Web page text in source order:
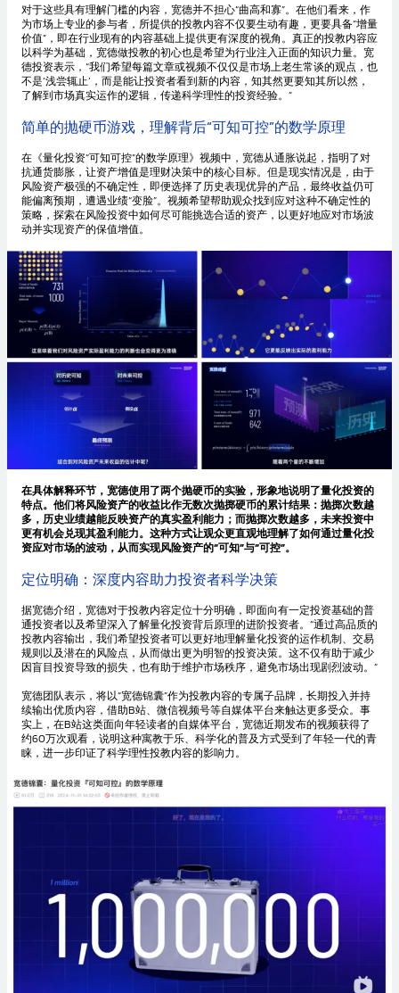
对于这些具有理解门槛的内容，宽德并不担心“曲高和寡”。在他们看来，作
为市场上专业的参与者，所提供的投教内容不仅要生动有趣，更要具备“增量
价值”，即在行业现有的内容基础上提供更有深度的视角。真正的投教内容应
以科学为基础，宽德做投教的初心也是希望为行业注入正面的知识力量。宽
德投资表示，“我们希望每篇文章或视频不仅仅是市场上老生常谈的观点，也
不是‘浅尝辄止’，而是能让投资者看到新的内容，知其然更要知其所以然，
了解到市场真实运作的逻辑，传递科学理性的投资经验。”
简单的抛硬币游戏，理解背后“可知可控”的数学原理
在《量化投资“可知可控”的数学原理》视频中，宽德从通胀说起，指明了对
抗通货膨胀，让资产增值是理财决策中的核心目标。但是现实情况是，由于
风险资产极强的不确定性，即便选择了历史表现优异的产品，最终收益仍可
能偏离预期，遭遇业绩“变脸”。视频希望帮助观众找到应对这种不确定性的
策略，探索在风险投资中如何尽可能挑选合适的资产，以更好地应对市场波
动并实现资产的保值增值。
在具体解释环节，宽德使用了两个抛硬币的实验，形象地说明了量化投资的
特点。他们将风险资产的收益比作无数次抛掷硬币的累计结果：抛掷次数越
多，历史业绩越能反映资产的真实盈利能力；而抛掷次数越多，未来投资中
更有机会兑现其盈利能力。这种方式让观众更直观地理解了如何通过量化投
资应对市场的波动，从而实现风险资产的“可知”与“可控”。
定位明确：深度内容助力投资者科学决策
据宽德介绍，宽德对于投教内容定位十分明确，即面向有一定投资基础的普
通投资者以及希望深入了解量化投资背后原理的进阶投资者。“通过高品质的
投教内容输出，我们希望投资者可以更好地理解量化投资的运作机制、交易
规则以及潜在的风险点，从而做出更为明智的投资决策。这不仅有助于减少
因盲目投资导致的损失，也有助于维护市场秩序，避免市场出现剧烈波动。”
宽德团队表示，将以“宽德锦囊”作为投教内容的专属子品牌，长期投入并持
续输出优质内容，借助B站、微信视频号等自媒体平台来触达更多受众。事
实上，在B站这类面向年轻读者的自媒体平台，宽德近期发布的视频获得了
约60万次观看，说明这种寓教于乐、科学化的普及方式受到了年轻一代的青
睐，进一步印证了科学理性投教内容的影响力。